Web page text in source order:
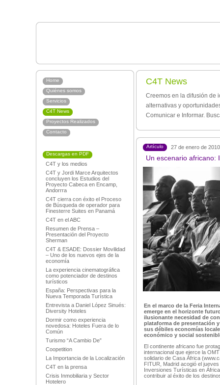
Home
Quiénes somos
Servicios
C4T News
Proyectos Realizados
Contacto
Descargas en PDF
C4T y los medios
C4T y Jordi Marce Arquitectos
concluyen los Estudios del
Proyecto Cabeca en Encamp,
Andorrra
C4T cierra con éxito el Proceso
de Búsqueda de operador para
Finesterre Suites en Panamá
C4T en el ABC
Resumen de Prensa –
Presentación del Proyecto
Sherman
C4T & ESADE: Dossier Movilidad
– Uno de los nuevos ejes de la
economía
La experiencia cinematográfica
como potenciador de destinos
turísticos
España: Perspectivas para la
Nueva Temporada Turística
Entrevista a Daniel López Sinués:
Diversity Hoteles
Dormir como experiencia
novedosa: Hoteles Fuera de lo
Común
Turismo “A Cambio De”
Coopetition
La Importancia de la Localización
C4T en la prensa
Crisis Inmobiliaria y Sector
Hotelero
C4T News
Creemos en la difusión de
alternativas y
Comunicar e Informar.
Artículo 27 de enero de 2010
Un escenario africano:
En el marco de la Feria
emerge en el horizonte
ilusionante necesidad de
plataforma de presentación
sus débiles economías
económico y social
El continente africano fue
internacional que ejerce la
solidario de Casa África
FITUR, Madrid acogió el
Inversiones Turísticas en
contribuir al éxito de los